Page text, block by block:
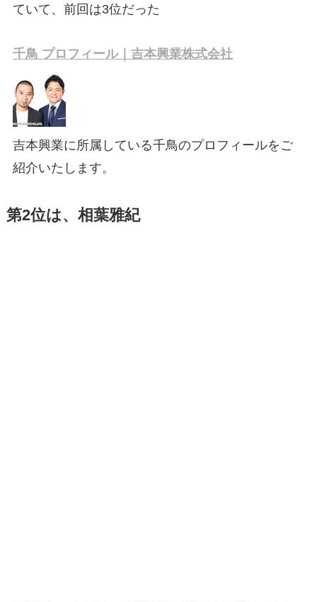
ていて、前回は3位だった
千鳥 プロフィール｜吉本興業株式会社
吉本興業に所属している千鳥のプロフィールをご
紹介いたします。
第2位は、相葉雅紀